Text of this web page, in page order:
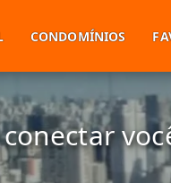
CONDOMÍNIOS